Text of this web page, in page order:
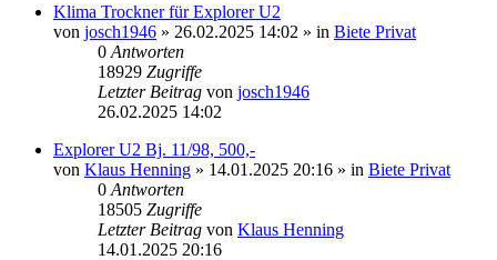
Klima Trockner für Explorer U2
von josch1946 » 26.02.2025 14:02 » in Biete Privat
0 Antworten
18929 Zugriffe
Letzter Beitrag von josch1946
26.02.2025 14:02
Explorer U2 Bj. 11/98, 500,-
von Klaus Henning » 14.01.2025 20:16 » in Biete Privat
0 Antworten
18505 Zugriffe
Letzter Beitrag von Klaus Henning
14.01.2025 20:16